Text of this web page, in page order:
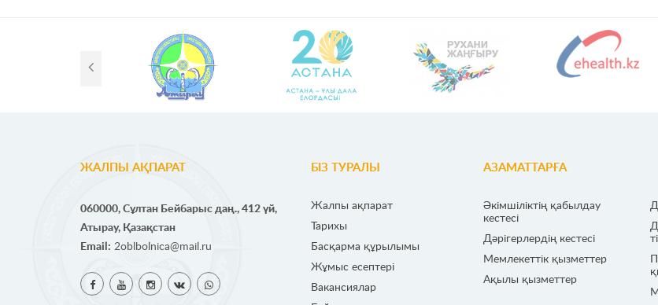
ЖАЛПЫ АҚПАРАТ
060000, Сұлтан Бейбарыс даң., 412 үй,
Атырау, Қазақстан
Email: 2oblbolnica@mail.ru
БІЗ ТУРАЛЫ
Жалпы ақпарат
Тарихы
Басқарма құрылымы
Жұмыс есептері
Вакансиялар
АЗАМАТТАРҒА
Әкімшіліктің қабылдау
кестесі
Дәрігерлердің кестесі
Мемлекеттік қызметтер
Ақылы қызметтер